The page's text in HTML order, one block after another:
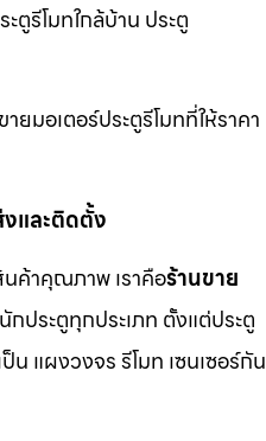
ตูรีโมทใกล้บ้าน ประตู
ยมอเตอร์ประตูรีโมทที่ให้ราคา
และติดตั้ง
นค้าคุณภาพ เราคือร้านขาย
ประตูทุกประเภท ตั้งแต่ประตู
น แผงวงจร รีโมท เซนเซอร์กัน